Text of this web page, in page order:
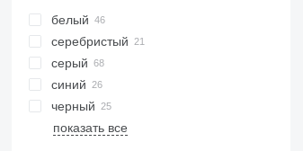
белый
серебристый
серый
синий
черный
показать все